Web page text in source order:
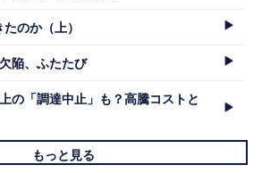
のか（上）
陥、ふたたび
の「調達中止」も？高騰コストと
もっと見る